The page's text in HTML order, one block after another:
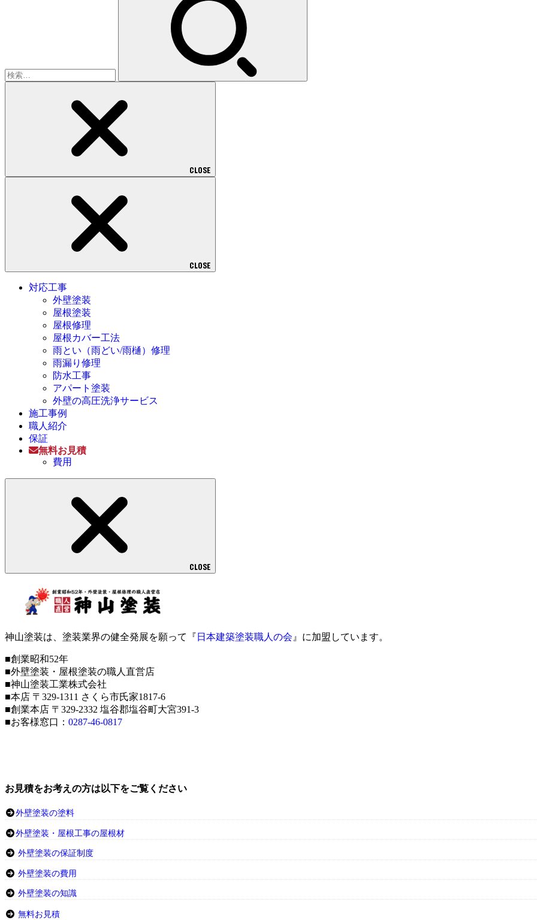
CLOSE
CLOSE
対応工事
外壁塗装
屋根塗装
屋根修理
屋根カバー工法
雨とい（雨どい/雨樋）修理
雨漏り修理
防水工事
アパート塗装
外壁の高圧洗浄サービス
施工事例
職人紹介
保証
無料お見積
費用
CLOSE
神山塗装は、塗装業界の健全発展を願って『 日本建築塗装職人の会 』に加盟しています。
■創業昭和52年
■外壁塗装・屋根塗装の職人直営店
■神山塗装工業株式会社
■本店 〒329-1311 さくら市氏家1817-6
■創業本店 〒329-2332 塩谷郡塩谷町大宮391-3
■お客様窓口： 0287-46-0817
お見積をお考えの方は以下をご覧ください
外壁塗装の塗料
外壁塗装・屋根工事の屋根材
外壁塗装の保証制度
外壁塗装の費用
外壁塗装の知識
無料お見積